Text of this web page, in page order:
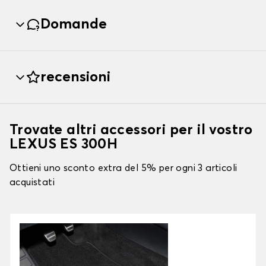
Domande
recensioni
Trovate altri accessori per il vostro
LEXUS ES 300H
Ottieni uno sconto extra del 5% per ogni 3 articoli
acquistati